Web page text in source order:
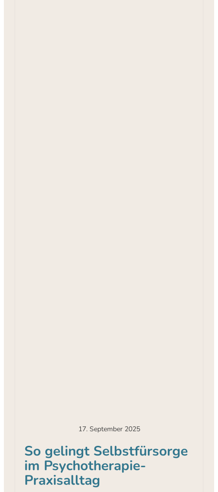
17. September 2025
So gelingt Selbstfürsorge
im Psychotherapie-
Praxisalltag